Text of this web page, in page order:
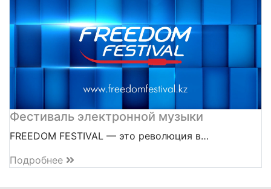
Фестиваль электронной музыки
FREEDOM FESTIVAL — это революция в…
Подробнее